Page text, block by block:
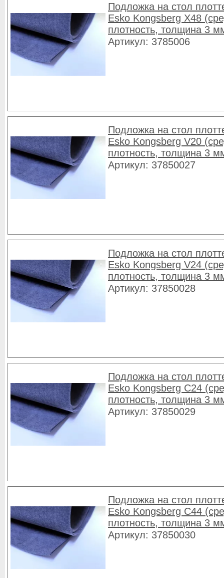
Подложка на стол
Esko Kongsberg X48
плотность, толщина 3
Артикул: 3785006
Подложка на стол
Esko Kongsberg V20
плотность, толщина 3
Артикул: 37850027
Подложка на стол
Esko Kongsberg V24
плотность, толщина 3
Артикул: 37850028
Подложка на стол
Esko Kongsberg C24
плотность, толщина 3
Артикул: 37850029
Подложка на стол
Esko Kongsberg C44
плотность, толщина 3
Артикул: 37850030